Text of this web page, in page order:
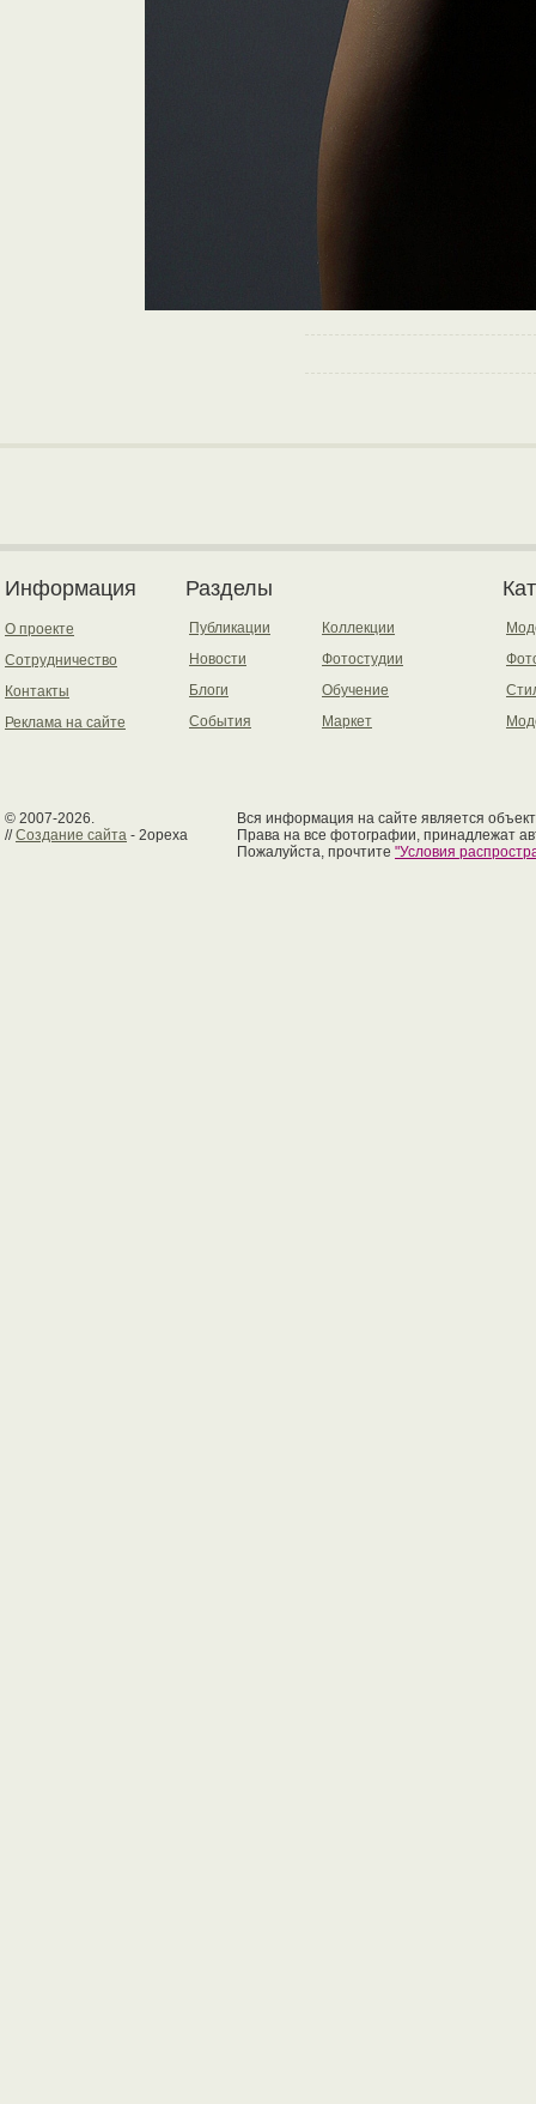
Информация
О проекте
Сотрудничество
Контакты
Реклама на сайте
Разделы
Публикации
Новости
Блоги
События
Коллекции
Фотостудии
Обучение
Маркет
© 2007-2026.
//Создание сайта - 2opexa
Вся информация на сайте является
Права на все фотографии, принадлежат
Пожалуйста, прочтите "Условия